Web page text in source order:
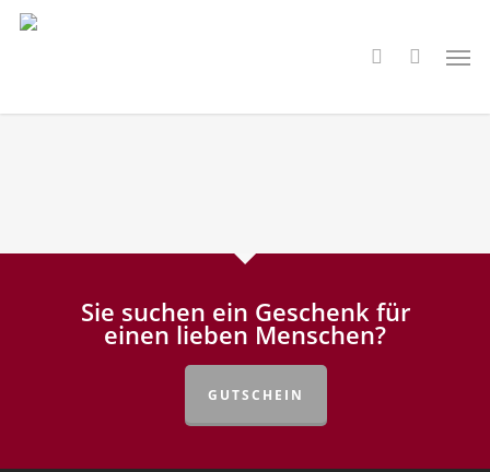
Skip
search
Sie suchen ein Geschenk für
einen lieben Menschen?
GUTSCHEIN